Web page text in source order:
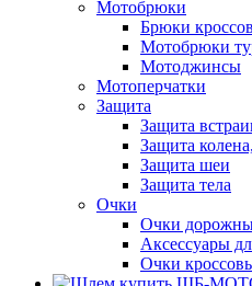
Мотобрюки
Брюки
Мотобрюки
Мотоджинсы
Мотоперчатки
Защита
Защита
Защита
Защита шеи
Защита тела
Очки
Очки
Аксессуары
Очки